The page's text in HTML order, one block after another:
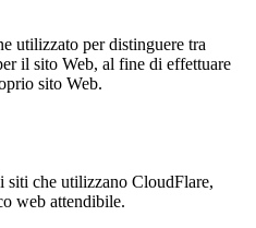
utilizzato per distinguere tra
il sito Web, al fine di effettuare
sito Web.
siti che utilizzano CloudFlare,
web attendibile.